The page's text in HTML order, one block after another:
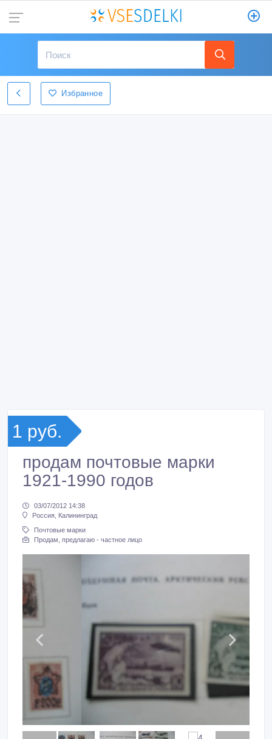
Избранное
1 руб.
продам почтовые марки
1921-1990 годов
03/07/2012 14:38
Россия, Калининград
Почтовые марки
Продам, предлагаю - частное лицо